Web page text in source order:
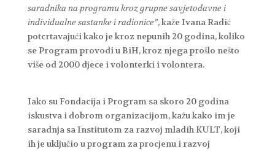
saradnika na programu kroz grupne savjetodavne i
individualne sastanke i radionice”, kaže Ivana Radić
potcrtavajući kako je kroz nepunih 20 godina, koliko
se Program provodi u BiH, kroz njega prošlo nešto
više od 2000 djece i volonterki i volontera.
Iako su Fondacija i Program sa skoro 20 godina
iskustva i dobrom organizacijom, kažu kako im je
saradnja sa Institutom za razvoj mladih KULT, koji
ih je uključio u program za procjenu i razvoj